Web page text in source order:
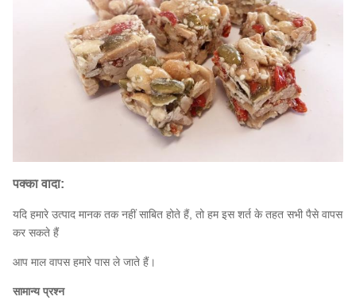
पक्का वादा:
यदि हमारे उत्पाद मानक तक नहीं साबित होते हैं, तो हम इस शर्त के तहत सभी पैसे वापस
कर सकते हैं
आप माल वापस हमारे पास ले जाते हैं।
सामान्य प्रश्न